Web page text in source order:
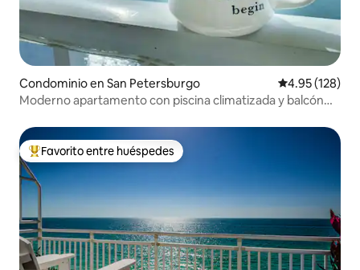
Condominio en San Petersburgo Calificación
4.95 (128)
Moderno apartamento con piscina climatizada y balcón
De los mejores en Favorito entre huéspedes
Favorito entre huéspedes